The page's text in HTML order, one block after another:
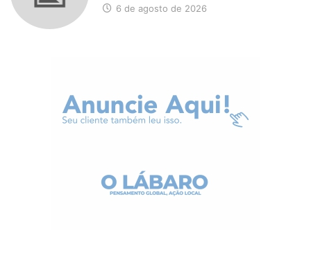
6 de agosto de 2026